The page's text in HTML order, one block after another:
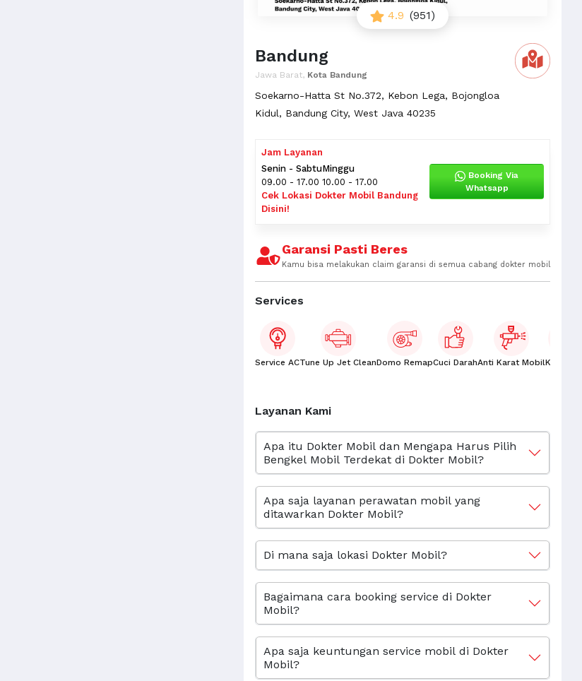
4.9 (951)
Bandung
Jawa Barat, Kota Bandung
Soekarno-Hatta St No.372, Kebon Lega, Bojongloa
Kidul, Bandung City, West Java 40235
Jam Layanan
Senin - Sabtu
09.00 - 17.00
Minggu
10.00 - 17.00
Cek Lokasi Dokter Mobil Bandung
Disini!
Booking Via
Whatsapp
Garansi Pasti Beres
Kamu bisa melakukan claim garansi di semua cabang dokter mobil
Services
Service ACTune Up Jet CleanDomo RemapCuci DarahAnti Karat MobilKaca Film
Layanan Kami
Apa itu Dokter Mobil dan Mengapa Harus Pilih
Bengkel Mobil Terdekat di Dokter Mobil?
Apa saja layanan perawatan mobil yang
ditawarkan Dokter Mobil?
Di mana saja lokasi Dokter Mobil?
Bagaimana cara booking service di Dokter
Mobil?
Apa saja keuntungan service mobil di Dokter
Mobil?